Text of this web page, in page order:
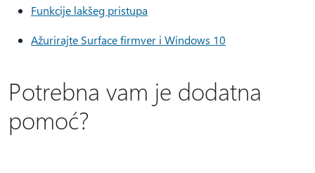
Funkcije lakšeg pristupa
Ažurirajte Surface firmver i Windows 10
Potrebna vam je dodatna
pomoć?